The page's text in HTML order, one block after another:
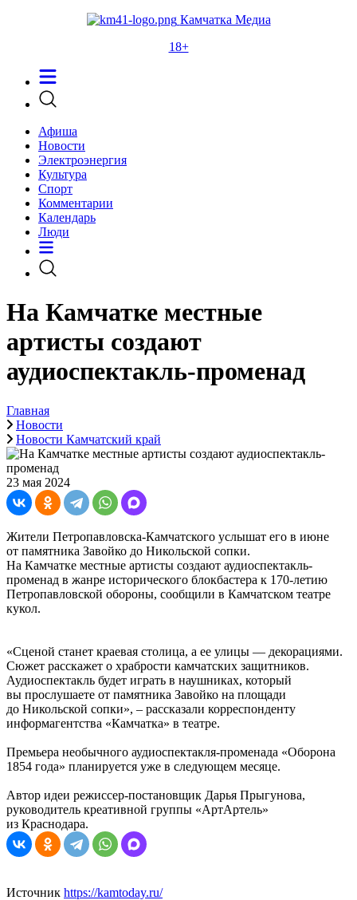
Камчатка Медиа
18+
Афиша
Новости
Электроэнергия
Культура
Спорт
Комментарии
Календарь
Люди
На Камчатке местные
артисты создают
аудиоспектакль-променад
Главная
Новости
Новости Камчатский край
23 мая 2024
Жители Петропавловска-Камчатского услышат его в июне
от памятника Завойко до Никольской сопки.
На Камчатке местные артисты создают аудиоспектакль-
променад в жанре исторического блокбастера к 170-летию
Петропавловской обороны, сообщили в Камчатском театре
кукол.
«Сценой станет краевая столица, а ее улицы — декорациями.
Сюжет расскажет о храбрости камчатских защитников.
Аудиоспектакль будет играть в наушниках, который
вы прослушаете от памятника Завойко на площади
до Никольской сопки», – рассказали корреспонденту
информагентства «Камчатка» в театре.
Премьера необычного аудиоспектакля-променада «Оборона
1854 года» планируется уже в следующем месяце.
Автор идеи режиссер-постановщик Дарья Прыгунова,
руководитель креативной группы «АртАртель»
из Краснодара.
Источник https://kamtoday.ru/